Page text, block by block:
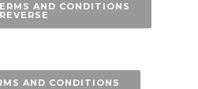
AND CONDITIONS
AND CONDITIONS